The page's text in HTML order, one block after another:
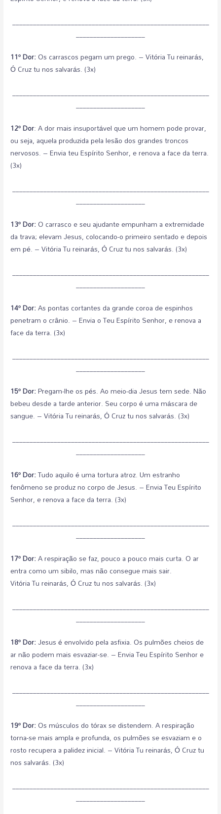
_________________________________________________________
____________________
11º Dor: Os carrascos pegam um prego. – Vitória Tu reinarás,
Ó Cruz tu nos salvarás. (3x)
_________________________________________________________
____________________
12º Dor: A dor mais insuportável que um homem pode provar,
ou seja, aquela produzida pela lesão dos grandes troncos
nervosos. – Envia teu Espírito Senhor, e renova a face da terra.
(3x)
_________________________________________________________
____________________
13º Dor: O carrasco e seu ajudante empunham a extremidade
da trava; elevam Jesus, colocando-o primeiro sentado e depois
em pé. – Vitória Tu reinarás, Ó Cruz tu nos salvarás. (3x)
_________________________________________________________
____________________
14º Dor:As pontas cortantes da grande coroa de espinhos
penetram o crânio. – Envia o Teu Espírito Senhor, e renova a
face da terra. (3x)
_________________________________________________________
____________________
15º Dor:Pregam-lhe os pés. Ao meio-dia Jesus tem sede. Não
bebeu desde a tarde anterior. Seu corpo é uma máscara de
sangue. – Vitória Tu reinarás, Ó Cruz tu nos salvarás. (3x)
_________________________________________________________
____________________
16º Dor:Tudo aquilo é uma tortura atroz. Um estranho
fenômeno se produz no corpo de Jesus. – Envia Teu Espírito
Senhor, e renova a face da terra. (3x)
_________________________________________________________
____________________
17º Dor:A respiração se faz, pouco a pouco mais curta. O ar
entra como um sibilo, mas não consegue mais sair.
Vitória Tu reinarás, Ó Cruz tu nos salvarás. (3x)
_________________________________________________________
____________________
18º Dor:Jesus é envolvido pela asfixia. Os pulmões cheios de
ar não podem mais esvaziar-se. – Envia Teu Espírito Senhor e
renova a face da terra. (3x)
_________________________________________________________
____________________
19º Dor: Os músculos do tórax se distendem. A respiração
torna-se mais ampla e profunda, os pulmões se esvaziam e o
rosto recupera a palidez inicial. – Vitória Tu reinarás, Ó Cruz tu
nos salvarás. (3x)
_________________________________________________________
____________________